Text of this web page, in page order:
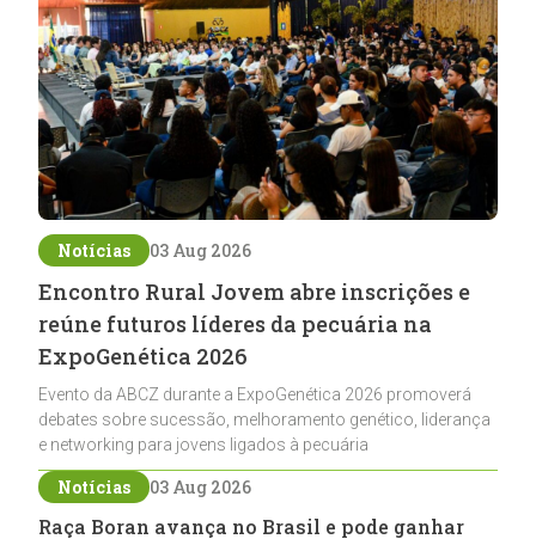
Notícias 03 Aug 2026
Encontro Rural Jovem abre inscrições e
reúne futuros líderes da pecuária na
ExpoGenética 2026
Evento da ABCZ durante a ExpoGenética 2026 promoverá
debates sobre sucessão, melhoramento genético, liderança
e networking para jovens ligados à pecuária
Notícias 03 Aug 2026
Raça Boran avança no Brasil e pode ganhar